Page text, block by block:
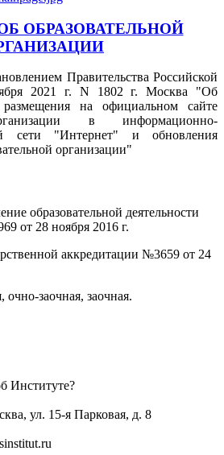
ОБРАЗОВАТЕЛЬНОЙ
Правительства Российской
2021 г. N 1802 г. Москва "Об
на официальном сайте
в информационно-
сети "Интернет" и обновления
организации"
образовательной деятельности
от 28 ноября 2016 г.
аккредитации №3659 от 24
заочная, заочная.
Институте?
ул. 15-я Парковая, д. 8